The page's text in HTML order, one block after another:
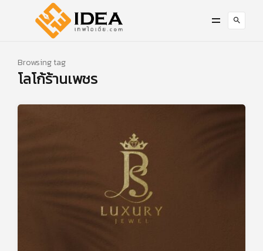
Browsing tag
โลโก้ร้านเพชร